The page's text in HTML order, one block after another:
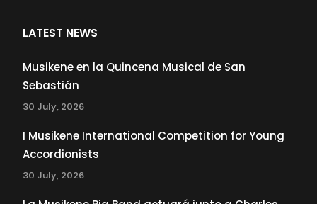
LATEST NEWS
Musikene en la Quincena Musical de San
Sebastián
30 July, 2026
I Musikene International Competition for Young
Accordionists
30 July, 2026